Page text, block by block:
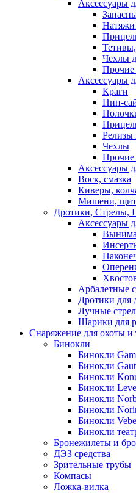
Аксессуары
Чехлы
Прочие
Аксессуары
Краги
Пип-
Релизы
Чехлы
Прочие
Аксессуары
Воск, смазка
Киверы,
Мишени,
Дротики, Стрелы,
Аксессуары
Арбалетные
Дротики для
Лучные
Шарики для
Снаряжение для охоты и
Бинокли
Бинокли
Бинокли Gaut
Бинокли
Бинокли
Бинокли
Бинокли
Бинокли
Бинокли
Бронежилеты и
ДЭЗ средства
Зрительные трубы
Компасы
Ложка-вилка